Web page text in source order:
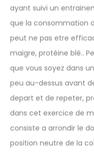
ayant suivi un
que la consommation
peut ne pas etre
maigre, protéine blé..
que vous soyez dans
peu au-dessus avant
depart et de repeter,
dans cet exercice de
consiste a arrondir le
position neutre de la